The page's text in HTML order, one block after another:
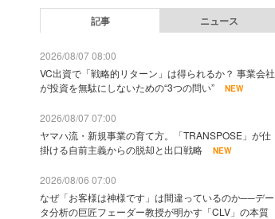
記事 ニュース
2026/08/07 08:00
VC出資で「戦略的リターン」は得られるか？ 事業会社
が投資を無駄にしないための“3つの問い”
NEW
2026/08/07 07:00
ヤマハ流・新規事業の育て方。「TRANSPOSE」が仕
掛ける自前主義からの脱却と出口戦略
NEW
2026/08/06 07:00
なぜ「お客様は神様です」は間違っているのか──デー
タ分析の巨匠フェーダー教授が明かす「CLV」の本質